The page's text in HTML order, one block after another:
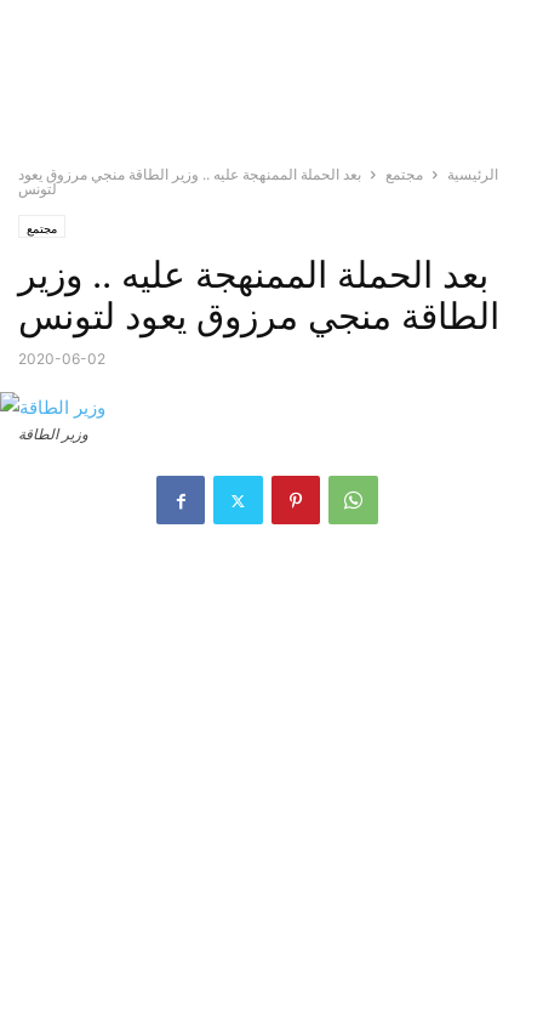
الرئيسية مجتمع
بعد الحملة الممنهجة عليه .. وزير الطاقة منجي مرزوق يعود
لتونس
مجتمع
بعد الحملة الممنهجة عليه .. وزير
الطاقة منجي مرزوق يعود لتونس
2020-06-02
وزير الطاقة